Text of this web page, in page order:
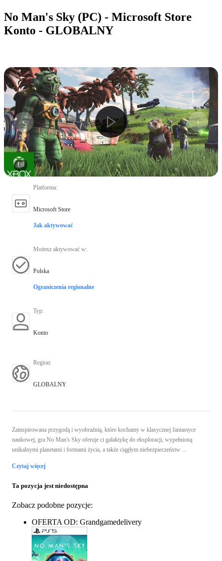
No Man's Sky (PC) - Microsoft Store
Konto - GLOBALNY
1/8
Platforma:
Microsoft Store
Jak aktywować
Możesz aktywować w:
Polska
Ograniczenia regionalne
Typ:
Konto
Region:
GLOBALNY
Zainspirowana przygodą i wyobraźnią, które kochamy w klasycznej fantastyce
naukowej, gra No Man's Sky oferuje ci galaktykę do eksploracji, wypełnioną
unikalnymi planetami i formami życia, a także ciągłym niebezpieczeństw ...
Czytaj więcej
Ta pozycja jest niedostępna
Zobacz podobne pozycje:
OFERTA OD: Grandgamedelivery